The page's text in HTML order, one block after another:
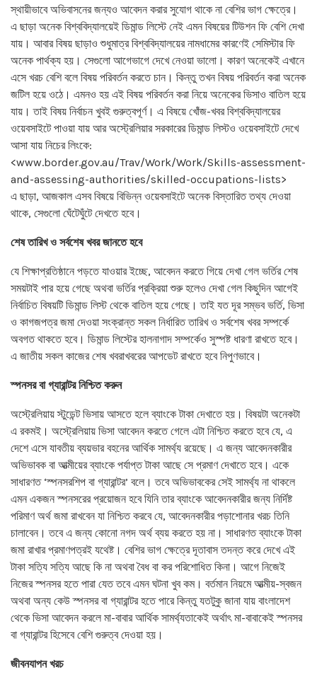
স্থায়ীভাবে অভিবাসনের জন্যও আবেদন করার সুযোগ থাকে না বেশির ভাগ ক্ষেত্রে।
এ ছাড়া অনেক বিশ্ববিদ্যালয়েই ডিমান্ড লিস্টে নেই এমন বিষয়ের টিউশন ফি বেশি দেখা
যায়। আবার বিষয় ছাড়াও শুধুমাত্র বিশ্ববিদ্যালয়ের নামধামের কারণেই সেমিস্টার ফি
অনেক পার্থক্য হয়। সেগুলো আগেভাগে দেখে নেওয়া ভালো। কারণ অনেকেই এখানে
এসে খরচ বেশি বলে বিষয় পরিবর্তন করতে চান। কিন্তু তখন বিষয় পরিবর্তন করা অনেক
জটিল হয়ে ওঠে। এমনও হয় এই বিষয় পরিবর্তন করা নিয়ে অনেকের ভিসাও বাতিল হয়ে
যায়। তাই বিষয় নির্বাচন খুবই গুরুত্বপূর্ণ। এ বিষয়ে খোঁজ-খবর বিশ্ববিদ্যালয়ের
ওয়েবসাইটে পাওয়া যায় আর অস্ট্রেলিয়ার সরকারের ডিমান্ড লিস্টও ওয়েবসাইটে দেখে
আসা যায় নিচের লিংকে:
<www.border.gov.au/Trav/Work/Work/Skills-assessment-
and-assessing-authorities/skilled-occupations-lists>
এ ছাড়া, আজকাল এসব বিষয়ে বিভিন্ন ওয়েবসাইটে অনেক বিস্তারিত তথ্য দেওয়া
থাকে, সেগুলো ঘেঁটেঘুঁটে দেখতে হবে।
শেষ তারিখ ও সর্বশেষ খবর জানতে হবে
যে শিক্ষাপ্রতিষ্ঠানে পড়তে যাওয়ার ইচ্ছে, আবেদন করতে গিয়ে দেখা গেল ভর্তির শেষ
সময়টাই পার হয়ে গেছে অথবা ভর্তির প্রক্রিয়া শুরু হলেও দেখা গেল কিছুদিন আগেই
নির্বাচিত বিষয়টি ডিমান্ড লিস্ট থেকে বাতিল হয়ে গেছে। তাই যত দূর সম্ভব ভর্তি, ভিসা
ও কাগজপত্র জমা দেওয়া সংক্রান্ত সকল নির্ধারিত তারিখ ও সর্বশেষ খবর সম্পর্কে
অবগত থাকতে হবে। ডিমান্ড লিস্টের হালনাগাদ সম্পর্কেও সুস্পষ্ট ধারণা রাখতে হবে।
এ জাতীয় সকল কাজের শেষ খবরাখবরের আপডেট রাখতে হবে নিপুণভাবে।
স্পনসর বা গ্যারান্টর নিশ্চিত করুন
অস্ট্রেলিয়ায় স্টুডেন্ট ভিসায় আসতে হলে ব্যাংকে টাকা দেখাতে হয়। বিষয়টা অনেকটা
এ রকমই। অস্ট্রেলিয়ায় ভিসা আবেদন করতে গেলে এটা নিশ্চিত করতে হবে যে, এ
দেশে এসে যাবতীয় ব্যয়ভার বহনের আর্থিক সামর্থ্য রয়েছে। এ জন্য আবেদনকারীর
অভিভাবক বা আত্মীয়ের ব্যাংকে পর্যাপ্ত টাকা আছে সে প্রমাণ দেখাতে হবে। একে
সাধারণত ‘স্পনসরশিপ বা গ্যারান্টর’ বলে। তবে অভিভাবকের সেই সামর্থ্য না থাকলে
এমন একজন স্পনসরের প্রয়োজন হবে যিনি তার ব্যাংকে আবেদনকারীর জন্য নির্দিষ্ট
পরিমাণ অর্থ জমা রাখবেন যা নিশ্চিত করবে যে, আবেদনকারীর পড়াশোনার খরচ তিনি
চালাবেন। তবে এ জন্য কোনো নগদ অর্থ ব্যয় করতে হয় না। সাধারণত ব্যাংকে টাকা
জমা রাখার প্রমাণপত্রই যথেষ্ট। বেশির ভাগ ক্ষেত্রে দূতাবাস তদন্ত করে দেখে এই
টাকা সত্যি সত্যি আছে কি না অথবা বৈধ বা কর পরিশোধিত কিনা। আগে নিজেই
নিজের স্পনসর হতে পারা যেত তবে এমন ঘটনা খুব কম। বর্তমান নিয়মে আত্মীয়-স্বজন
অথবা অন্য কেউ স্পনসর বা গ্যারান্টর হতে পারে কিন্তু যতটুকু জানা যায় বাংলাদেশ
থেকে ভিসা আবেদন করলে মা-বাবার আর্থিক সামর্থ্যতাকেই অর্থাৎ মা-বাবাকেই স্পনসর
বা গ্যারান্টর হিসেবে বেশি গুরুত্ব দেওয়া হয়।
জীবনযাপন খরচ